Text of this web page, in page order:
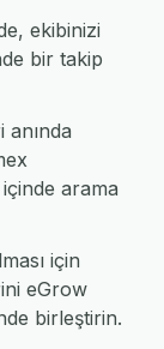
ekibinizi
bir takip
arama
için
eGrow
birleştirin.